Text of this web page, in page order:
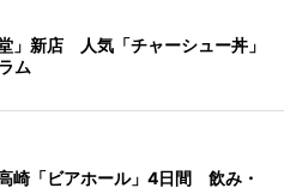
」新店 人気「チャーシュー丼」
ム
崎「ビアホール」4日間 飲み・